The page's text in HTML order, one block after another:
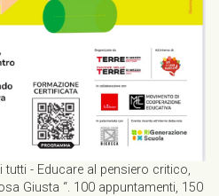
tutti - Educare al pensiero critico,
Giusta “. 100 appuntamenti, 150